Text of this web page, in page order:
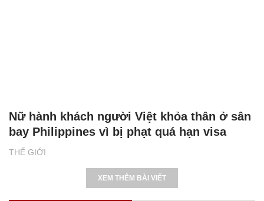
THẾ GIỚI
Nữ hành khách người Việt khỏa thân ở sân
bay Philippines vì bị phạt quá hạn visa
XEM THÊM BÀI VIẾT